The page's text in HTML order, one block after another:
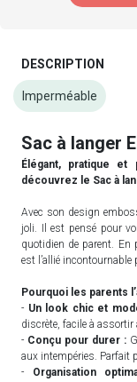
DESCRIPTION
Imperméable
Sac à langer
Élégant, pratique
découvrez le Sac à
Avec son design
joli. Il est pensé pour
quotidien de parent. En
est l’allié incontournable
Pourquoi les parents
- Un look chic et
discrète, facile à assortir
- Conçu pour durer :
aux intempéries. Parfait
-
Organisation